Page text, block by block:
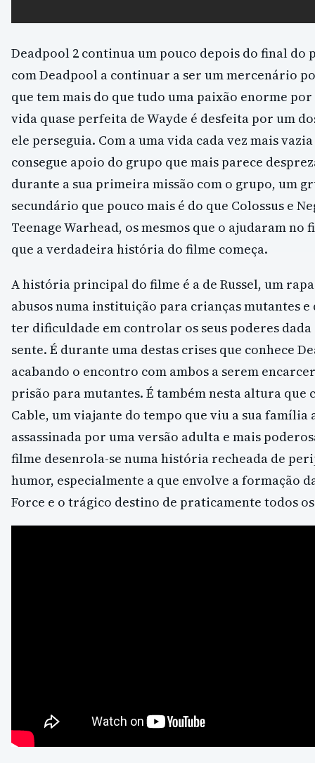
Deadpool 2 continua um pouco depois do final
com Deadpool a continuar a ser um mercenário
que tem mais do que tudo uma paixão enorme por
vida quase perfeita de Wayde é desfeita por um
ele perseguia. Com a uma vida cada vez mais
consegue apoio do grupo que mais parece
durante a sua primeira missão com o grupo, um
secundário que pouco mais é do que Colossus e
Teenage Warhead, os mesmos que o ajudaram no
que a verdadeira história do filme começa.
A história principal do filme é a de Russel, um
abusos numa instituição para crianças mutantes e
ter dificuldade em controlar os seus poderes
sente. É durante uma destas crises que conhece
acabando o encontro com ambos a serem
prisão para mutantes. É também nesta altura que
Cable, um viajante do tempo que viu a sua família
assassinada por uma versão adulta e mais
filme desenrola-se numa história recheada de
humor, especialmente a que envolve a formação
Force e o trágico destino de praticamente todos